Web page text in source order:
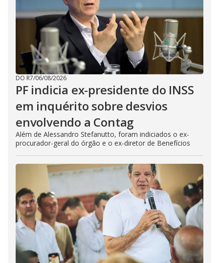
DO R7/06/08/2026
PF indicia ex-presidente do INSS
em inquérito sobre desvios
envolvendo a Contag
Além de Alessandro Stefanutto, foram indiciados o ex-
procurador-geral do órgão e o ex-diretor de Benefícios